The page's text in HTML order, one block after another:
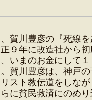
賀川豊彦の『死線を
９年に改造社から
いまのお金にして
賀川豊彦は、神戸
スト教伝道をしな
に貧民救済にのめり